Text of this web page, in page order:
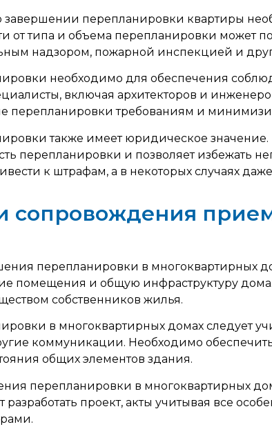
перепланировки квартиры
от типа и объема перепланировки может
надзором, пожарной инспекцией и
необходимо для обеспечения
включая архитекторов и
перепланировки требованиям и
также имеет юридическое
перепланировки и позволяет избежать
к штрафам, а в некоторых случаях
сопровождения
перепланировки в многоквартирных
помещения и общую инфраструктуру
собственников жилья.
в многоквартирных домах следует
коммуникации. Необходимо
общих элементов здания.
перепланировки в многоквартирных
проект, акты учитывая все